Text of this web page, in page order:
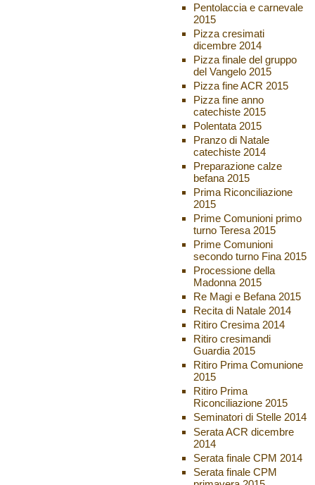
Pentolaccia e carnevale
2015
Pizza cresimati
dicembre 2014
Pizza finale del gruppo
del Vangelo 2015
Pizza fine ACR 2015
Pizza fine anno
catechiste 2015
Polentata 2015
Pranzo di Natale
catechiste 2014
Preparazione calze
befana 2015
Prima Riconciliazione
2015
Prime Comunioni primo
turno Teresa 2015
Prime Comunioni
secondo turno Fina 2015
Processione della
Madonna 2015
Re Magi e Befana 2015
Recita di Natale 2014
Ritiro Cresima 2014
Ritiro cresimandi
Guardia 2015
Ritiro Prima Comunione
2015
Ritiro Prima
Riconciliazione 2015
Seminatori di Stelle 2014
Serata ACR dicembre
2014
Serata finale CPM 2014
Serata finale CPM